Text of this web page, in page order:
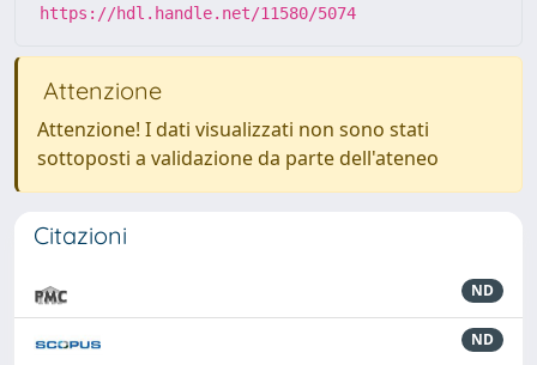
https://hdl.handle.net/11580/5074
Attenzione
Attenzione! I dati visualizzati non sono stati
sottoposti a validazione da parte dell'ateneo
Citazioni
ND
ND